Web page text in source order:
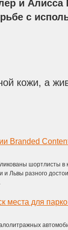
и Алисса
с
кожи, а
Branded
шортлисты в
и Львы разного
места для